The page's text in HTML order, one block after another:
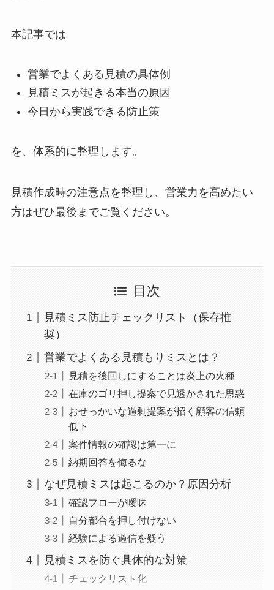
本記事では
営業でよくある見積の具体例
見積ミスが起きる本当の原因
今日から実践できる防止策
を、体系的に整理します。
見積作成時の注意点を整理し、営業力を高めたい
方はぜひ最後までご覧ください。
目次
見積ミス防止チェックリスト（保存推
奨）
営業でよくある見積もりミスとは？
見積を後回しにすることは炎上の火種
在庫のゴリ押し提案で見透かされた思惑
おせっかいな過剰提案が招く顧客の信頼
低下
案件情報の確認は第一に
納期回答を侮るな
なぜ見積ミスは起こるのか？原因分析
確認フローが曖昧
自分都合を押し付けない
経験による過信を疑う
見積ミスを防ぐ具体的な対策
チェックリスト化